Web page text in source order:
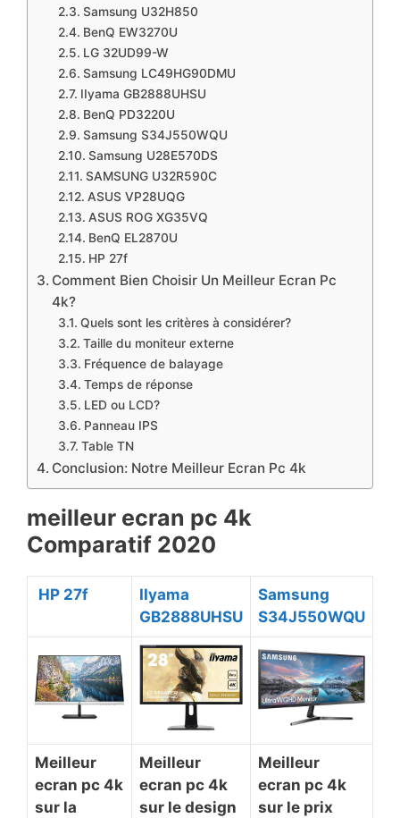
​​Samsung U32H850
​BenQ EW3270U
​​LG 32UD99-W
​​Samsung LC49HG90DMU
​IIyama GB2888UHSU
​​BenQ PD3220U
​​Samsung S34J550WQU
​​Samsung U28E570DS
​​SAMSUNG U32R590C
​ASUS VP28UQG
​ASUS ROG XG35VQ
​BenQ EL2870U
​HP 27f
​Comment Bien Choisir Un Meilleur Ecran Pc
4k?
​Quels sont les critères à considérer?
​Taille du moniteur externe
​Fréquence de balayage
​Temps de réponse
LED ou LCD?
Panneau IPS
​Table TN
​Conclusion: Notre Meilleur Ecran Pc 4k
​meilleur ecran pc 4k
Comparatif 2020
​ HP 27f
​IIyama
GB2888UHSU
​Samsung
S34J550WQU
​Meilleur
ecran pc 4k
sur la
​Meilleur
ecran pc 4k
sur le design
​Meilleur
ecran pc 4k
sur le prix